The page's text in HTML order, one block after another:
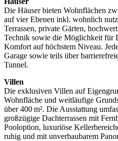
Die Häuser bieten Wohnflächen
auf vier Ebenen inkl. wohnlich
Terrassen, private Gärten,
Technik sowie die Möglichkeit für
Komfort auf höchstem Niveau.
Garage sowie teils über
Tunnel.
Villen
Die exklusiven Villen auf
Wohnfläche und weitläufige
über 400 m². Die Ausstattung
großzügige Dachterrassen mit
Pooloption, luxuriöse
ruhig und mit unverbaubarem